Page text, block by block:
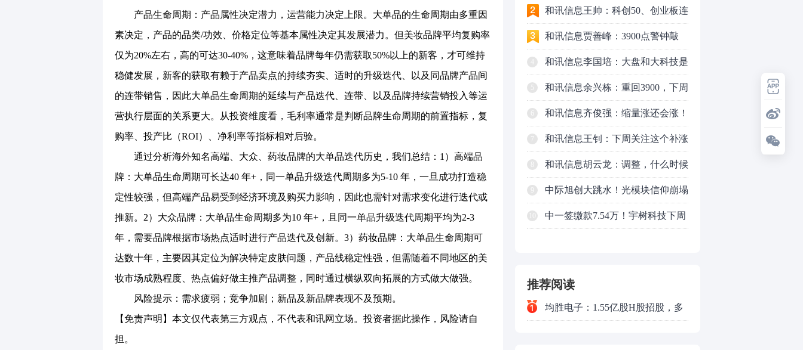
产品生命周期：产品属性决定潜力，运营能力决定上限。大单品的生命周期由多重因
素决定，产品的品类/功效、价格定位等基本属性决定其发展潜力。但美妆品牌平均复购率
仅为20%左右，高的可达30-40%，这意味着品牌每年仍需获取50%以上的新客，才可维持
稳健发展，新客的获取有赖于产品卖点的持续夯实、适时的升级迭代、以及同品牌产品间
的连带销售，因此大单品生命周期的延续与产品迭代、连带、以及品牌持续营销投入等运
营执行层面的关系更大。从投资维度看，毛利率通常是判断品牌生命周期的前置指标，复
购率、投产比（ROI）、净利率等指标相对后验。
通过分析海外知名高端、大众、药妆品牌的大单品迭代历史，我们总结：1）高端品
牌：大单品生命周期可长达40 年+，同一单品升级迭代周期多为5-10 年，一旦成功打造稳
定性较强，但高端产品易受到经济环境及购买力影响，因此也需针对需求变化进行迭代或
推新。2）大众品牌：大单品生命周期多为10 年+，且同一单品升级迭代周期平均为2-3
年，需要品牌根据市场热点适时进行产品迭代及创新。3）药妆品牌：大单品生命周期可
达数十年，主要因其定位为解决特定皮肤问题，产品线稳定性强，但需随着不同地区的美
妆市场成熟程度、热点偏好做主推产品调整，同时通过横纵双向拓展的方式做大做强。
风险提示：需求疲弱；竞争加剧；新品及新品牌表现不及预期。
【免责声明】本文仅代表第三方观点，不代表和讯网立场。投资者据此操作，风险请自
担。
行情怎么走？
和讯信息王帅：科创50、创业板连
续反弹之后，重要防守线已出现
和讯信息贾善峰：3900点警钟敲
响，主力正在暗中布局！
4 和讯信息李国培：大盘和大科技是
反转？还是反弹？
5 和讯信息余兴栋：重回3900，下周
稳了吗？
和讯信息齐俊强：缩量涨还会涨！
7 和讯信息王钊：下周关注这个补涨
机会
和讯信息胡云龙：调整，什么时候
来
9 中际旭创大跳水！光模块信仰崩塌
了？
中一签缴款7.54万！宇树科技下周
推荐阅读
均胜电子：1.55亿股H股招股，多